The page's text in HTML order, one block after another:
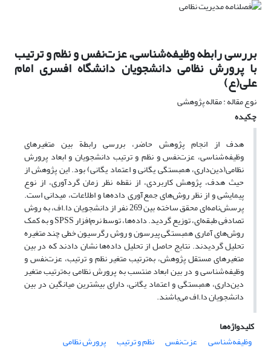
بررسی رابطه وظیفه‌شناسی، عزت‌نفس و نظم ‌و ترتیب
با پرورش نظامی دانشجویان دانشگاه افسری امام
علی(ع)
نوع مقاله : مقاله پژوهشی
چکیده
هدف از انجام پژوهش حاضر، بررسی رابطة بین متغیرهای
وظیفه‌شناسی، عزت‌نفس و نظم‌ و ترتیب دانشجویان و ابعاد پرورش
نظامی(دین‌داری، همبستگی یگانی و اعتماد یگانی) بود. این پژوهش از
حیث هدف، پژوهش کاربردی، از نقطه نظر زمان گردآوری، از نوع
پیمایشی و از نظر روش‌های جمع‌آوری داده‌ها و اطلاعات، میدانی است.
پرسش‌نامه‌ای محقق ساخته بین 269 نفر از دانشجویان دا.اف، به روش
تصادفی طبقه‌ای، توزیع گردید. داده‌ها، توسط نرم‌افزار SPSS و به کمک
روش‌های آماری همبستگی پیرسون و روش رگرسیون خطی چند متغیره
تحلیل گردیدند. نتایج حاصل از تحلیل داده‌ها نشان دادند که در بین
متغیرهای مستقل پژوهش، به‌ترتیب متغیر نظم‌ و ترتیب، عزت‌نفس و
وظیفه‌شناسی و در بین ابعاد منتسب به پرورش نظامی به‌ترتیب متغیر
دین‌داری، همبستگی و اعتماد یگانی، دارای بیشترین میانگین در بین
دانشجویان دا.اف می‌باشند.
کلیدواژه‌ها
وظیفه‌شناسی
عزت‌نفس نظم ‌و ترتیب پرورش نظامی